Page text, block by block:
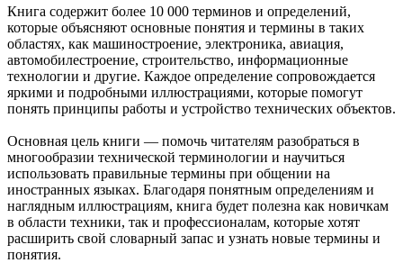
Книга содержит более 10 000 терминов и определений,
которые объясняют основные понятия и термины в таких
областях, как машиностроение, электроника, авиация,
автомобилестроение, строительство, информационные
технологии и другие. Каждое определение сопровождается
яркими и подробными иллюстрациями, которые помогут
понять принципы работы и устройство технических объектов.
Основная цель книги — помочь читателям разобраться в
многообразии технической терминологии и научиться
использовать правильные термины при общении на
иностранных языках. Благодаря понятным определениям и
наглядным иллюстрациям, книга будет полезна как новичкам
в области техники, так и профессионалам, которые хотят
расширить свой словарный запас и узнать новые термины и
понятия.